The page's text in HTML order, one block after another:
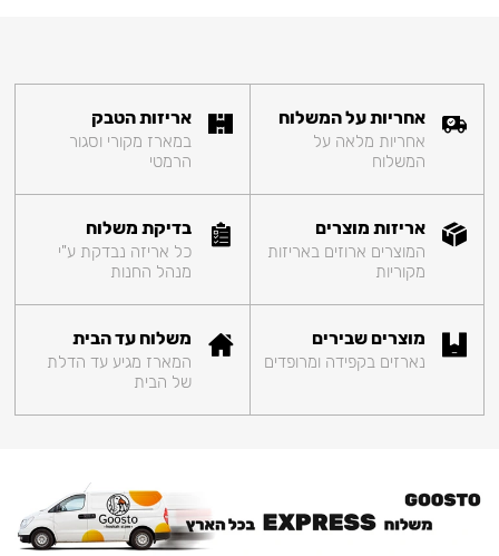
אחריות על המשלוח
אחריות מלאה על
המשלוח
אריזות הטבק
במארז מקורי וסגור
הרמטי
אריזות מוצרים
המוצרים ארוזים באריזות
מקוריות
בדיקת משלוח
כל אריזה נבדקת ע"י
מנהל החנות
מוצרים שבירים
נארזים בקפידה ומרופדים
משלוח עד הבית
המארז מגיע עד הדלת
של הבית